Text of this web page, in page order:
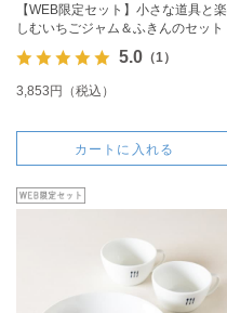
【WEB限定セット】小さな道具と楽
しむいちごジャム＆ふきんのセット
5.0（1）
3,853円（税込）
カートに入れる